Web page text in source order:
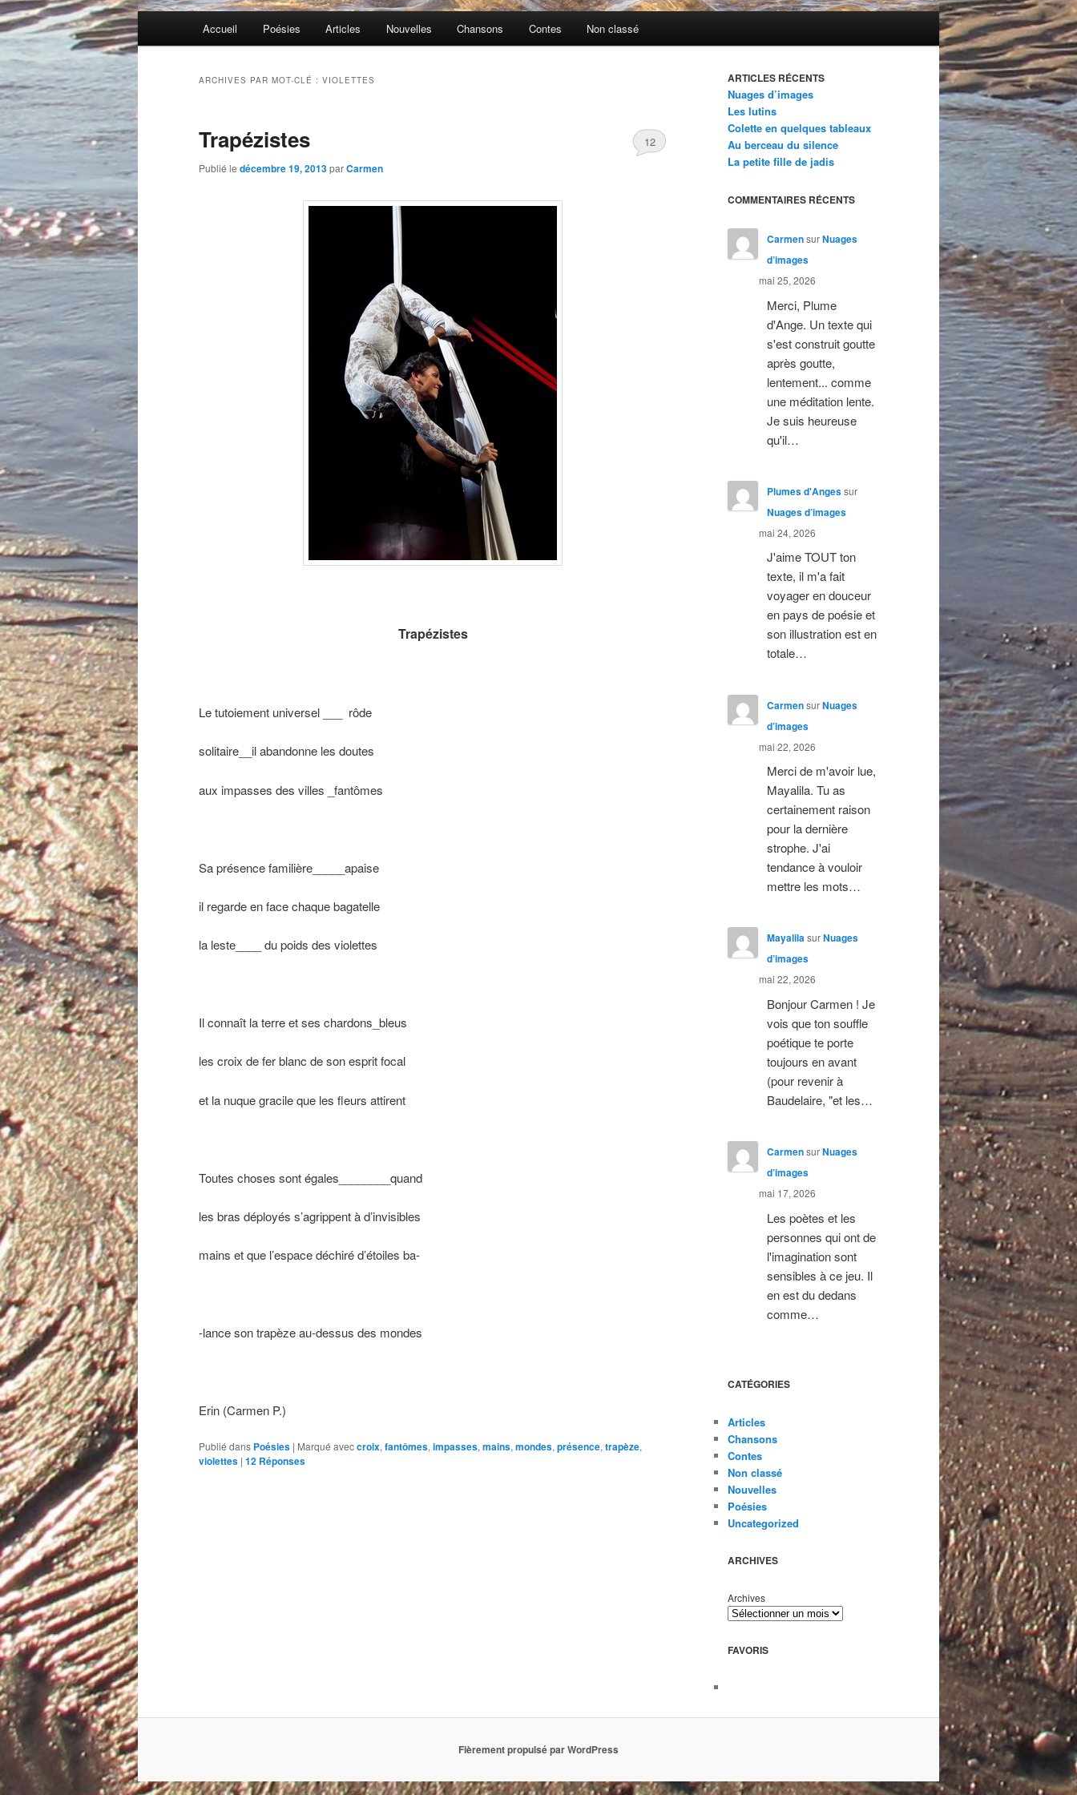
Accueil Poésies Articles Nouvelles Chansons Contes Non classé
ARCHIVES PAR MOT-CLÉ : VIOLETTES
Trapézistes
Publié le décembre 19, 2013parCarmen
12
Trapézistes
Le tutoiement universel ___ rôde
solitaire__il abandonne les doutes
aux impasses des villes _fantômes
Sa présence familière_____apaise
il regarde en face chaque bagatelle
la leste____ du poids des violettes
Il connaît la terre et ses chardons_bleus
les croix de fer blanc de son esprit focal
et la nuque gracile que les fleurs attirent
Toutes choses sont égales________quand
les bras déployés s’agrippent à d’invisibles
mains et que l’espace déchiré d’étoiles ba-
-lance son trapèze au-dessus des mondes
Erin (Carmen P.)
Publié dans Poésies | Marqué aveccroix, fantômes, impasses, mains, mondes, présence, trapèze,
violettes | 12 Réponses
ARTICLES RÉCENTS
Nuages d’images
Les lutins
Colette en quelques tableaux
Au berceau du silence
La petite fille de jadis
COMMENTAIRES RÉCENTS
CarmensurNuages
d’images
mai 25, 2026
Merci, Plume
d'Ange. Un texte qui
s'est construit goutte
après goutte,
lentement... comme
une méditation lente.
Je suis heureuse
qu'il…
Plumes d'Angessur
Nuages d’images
mai 24, 2026
J'aime TOUT ton
texte, il m'a fait
voyager en douceur
en pays de poésie et
son illustration est en
totale…
CarmensurNuages
d’images
mai 22, 2026
Merci de m'avoir lue,
Mayalila. Tu as
certainement raison
pour la dernière
strophe. J'ai
tendance à vouloir
mettre les mots…
MayalilasurNuages
d’images
mai 22, 2026
Bonjour Carmen ! Je
vois que ton souffle
poétique te porte
toujours en avant
(pour revenir à
Baudelaire, "et les…
CarmensurNuages
d’images
mai 17, 2026
Les poètes et les
personnes qui ont de
l'imagination sont
sensibles à ce jeu. Il
en est du dedans
comme…
CATÉGORIES
Articles
Chansons
Contes
Non classé
Nouvelles
Poésies
Uncategorized
ARCHIVES
Archives
FAVORIS
Fièrement propulsé par WordPress